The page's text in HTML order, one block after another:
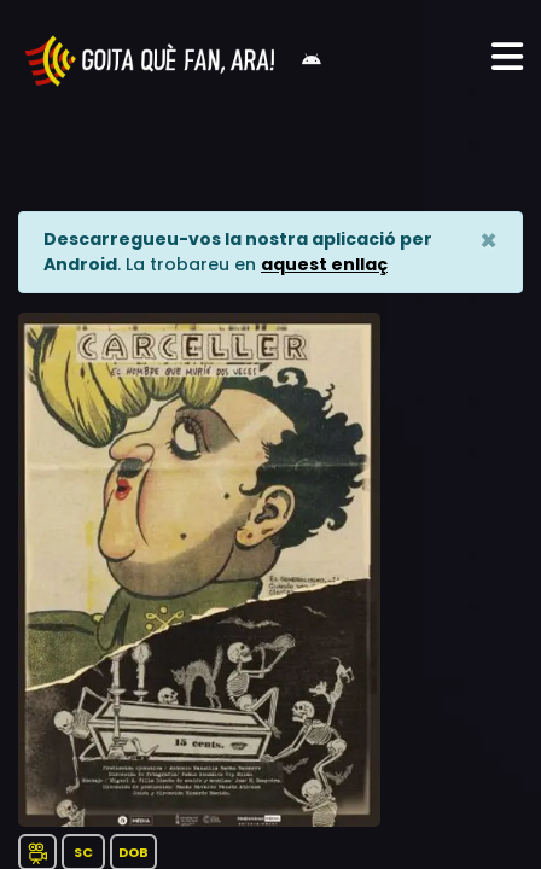
Descarregueu-vos la nostra aplicació per
Android. La trobareu en aquest enllaç
×
SC DOB